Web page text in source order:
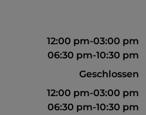
12:00 pm-03:00 pm
06:30 pm-10:30 pm
Geschlossen
12:00 pm-03:00 pm
06:30 pm-10:30 pm